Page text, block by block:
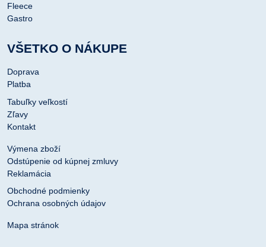
Fleece
Gastro
VŠETKO O NÁKUPE
Doprava
Platba
Tabuľky veľkostí
Zľavy
Kontakt
Výmena zboží
Odstúpenie od kúpnej zmluvy
Reklamácia
Obchodné podmienky
Ochrana osobných údajov
Mapa stránok